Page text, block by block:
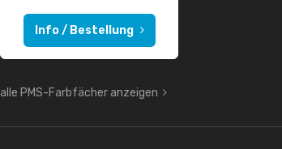
Info / Bestellung
alle PMS-Farbfächer anzeigen